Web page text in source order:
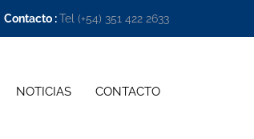
Contacto :Tel (+54) 351 422 2633
NOTICIAS CONTACTO